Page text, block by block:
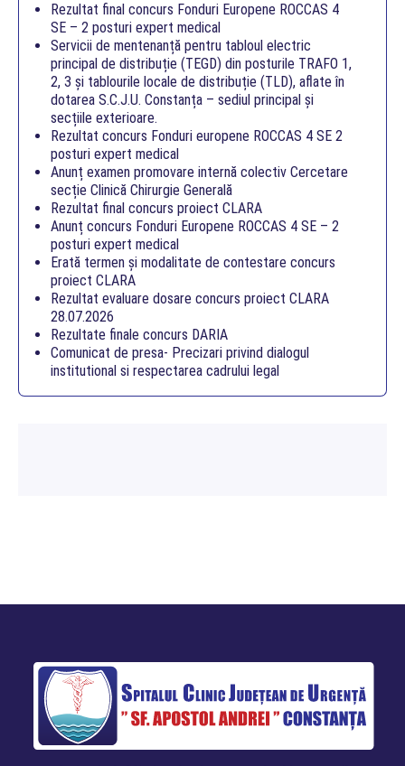
Rezultat final concurs Fonduri Europene ROCCAS 4
SE – 2 posturi expert medical
Servicii de mentenanță pentru tabloul electric
principal de distribuție (TEGD) din posturile TRAFO 1,
2, 3 și tablourile locale de distribuție (TLD), aflate în
dotarea S.C.J.U. Constanța – sediul principal și
secțiile exterioare.
Rezultat concurs Fonduri europene ROCCAS 4 SE 2
posturi expert medical
Anunț examen promovare internă colectiv Cercetare
secție Clinică Chirurgie Generală
Rezultat final concurs proiect CLARA
Anunț concurs Fonduri Europene ROCCAS 4 SE – 2
posturi expert medical
Erată termen și modalitate de contestare concurs
proiect CLARA
Rezultat evaluare dosare concurs proiect CLARA
28.07.2026
Rezultate finale concurs DARIA
Comunicat de presa- Precizari privind dialogul
institutional si respectarea cadrului legal